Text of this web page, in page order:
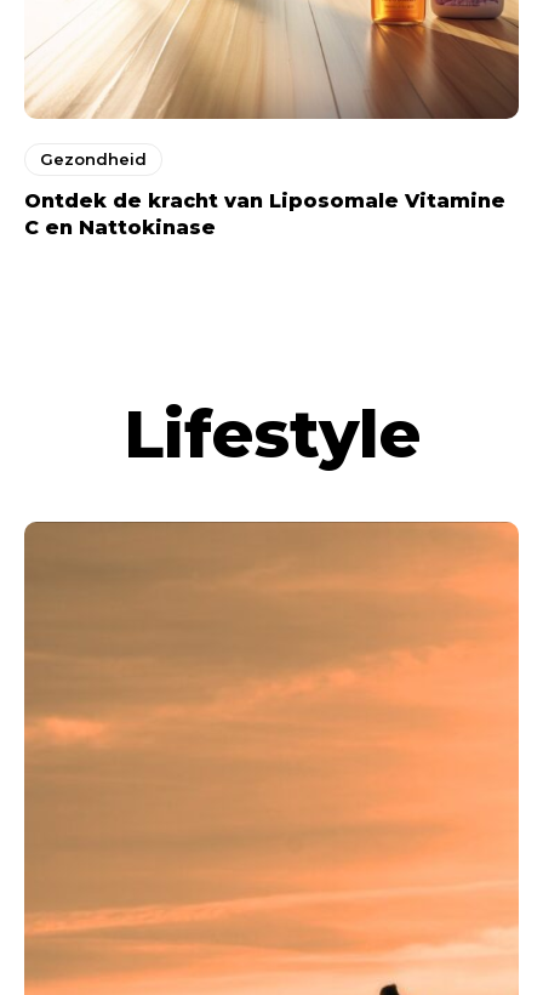
Gezondheid
Ontdek de kracht van Liposomale Vitamine
C en Nattokinase
Lifestyle